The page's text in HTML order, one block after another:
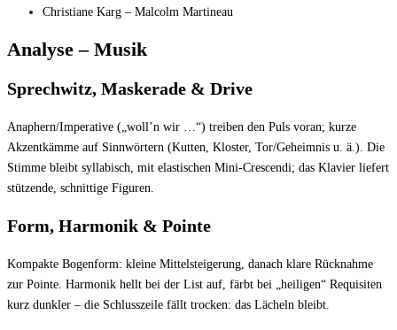
Christiane Karg – Malcolm Martineau
Analyse – Musik
Sprechwitz, Maskerade & Drive
Anaphern/Imperative („woll’n wir …“) treiben den Puls voran; kurze
Akzentkämme auf Sinnwörtern (Kutten, Kloster, Tor/Geheimnis u. ä.). Die
Stimme bleibt syllabisch, mit elastischen Mini-Crescendi; das Klavier liefert
stützende, schnittige Figuren.
Form, Harmonik & Pointe
Kompakte Bogenform: kleine Mittelsteigerung, danach klare Rücknahme
zur Pointe. Harmonik hellt bei der List auf, färbt bei „heiligen“ Requisiten
kurz dunkler – die Schlusszeile fällt trocken: das Lächeln bleibt.